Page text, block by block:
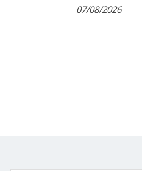
07/08/2026